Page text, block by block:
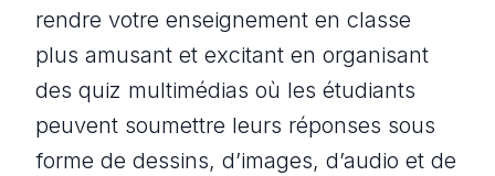
rendre votre enseignement en classe
plus amusant et excitant en organisant
des quiz multimédias où les étudiants
peuvent soumettre leurs réponses sous
forme de dessins, d’images, d’audio et de